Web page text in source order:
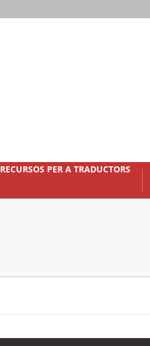
RECURSOS PER A TRADUCTORS